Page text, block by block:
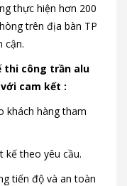
thực hiện hơn 200
trên địa bàn TP
cận.
thi công trần alu
cam kết :
khách hàng tham
kế theo yêu cầu.
tiến độ và an toàn